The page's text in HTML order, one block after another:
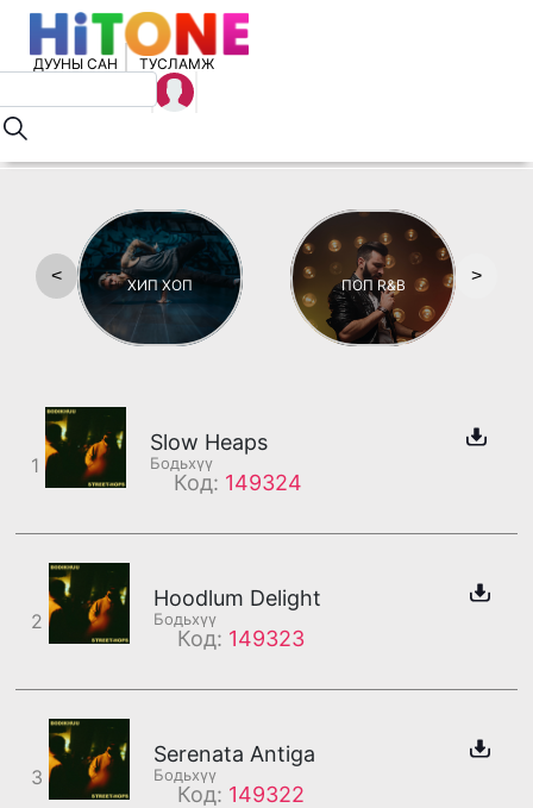
ДУУНЫ САН ТУСЛАМЖ
ХИП ХОП ПОП R&B
< >
1
Slow Heaps
Бодьхүү
Код: 149324
2
Hoodlum Delight
Бодьхүү
Код: 149323
3
Serenata Antiga
Бодьхүү
Код: 149322